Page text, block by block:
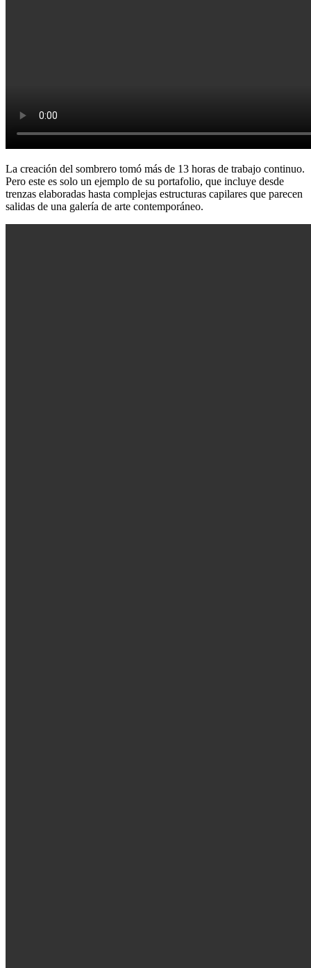
La creación del sombrero tomó más de 13 horas de trabajo continuo.
Pero este es solo un ejemplo de su portafolio, que incluye desde
trenzas elaboradas hasta complejas estructuras capilares que parecen
salidas de una galería de arte contemporáneo.